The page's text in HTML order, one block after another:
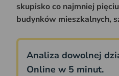
skupisko co najmniej
budynków mieszkalnych,
Analiza dowolnej
Online w 5 minut.